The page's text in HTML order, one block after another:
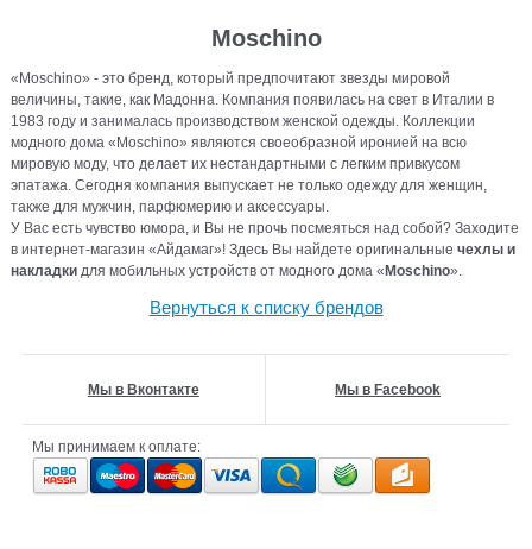
Moschino
«Moschino» - это бренд, который предпочитают звезды мировой
величины, такие, как Мадонна. Компания появилась на свет в Италии в
1983 году и занималась производством женской одежды. Коллекции
модного дома «Moschino» являются своеобразной иронией на всю
мировую моду, что делает их нестандартными с легким привкусом
эпатажа. Сегодня компания выпускает не только одежду для женщин,
также для мужчин, парфюмерию и аксессуары.
У Вас есть чувство юмора, и Вы не прочь посмеяться над собой? Заходите
в интернет-магазин «Айдамаг»! Здесь Вы найдете оригинальныечехлы и
накладки для мобильных устройств от модного дома « Moschino».
Вернуться к списку брендов
Мы в Вконтакте Мы в Facebook
Мы принимаем к оплате: